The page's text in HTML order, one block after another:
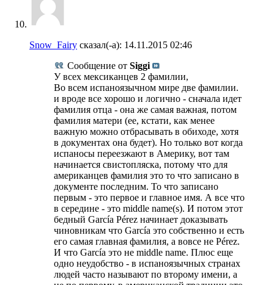
Snow_Fairy сказал(-а): 14.11.2015 02:46
Сообщение от Siggi
У всех мексиканцев 2 фамилии,
Во всем испаноязычном мире две фамилии.
и вроде все хорошо и логично - сначала идет
фамилия отца - она же самая важная, потом
фамилия матери (ее, кстати, как менее
важную можно отбрасывать в обиходе, хотя
в документах она будет). Но только вот когда
испаносы переезжают в Америку, вот там
начинается свистопляска, потому что для
американцев фамилия это то что записано в
документе последним. То что записано
первым - это первое и главное имя. А все что
в середине - это middle name(s). И потом этот
бедный García Pérez начинает доказывать
чиновникам что García это собственно и есть
его самая главная фамилия, а вовсе не Pérez.
И что García это не middle name. Плюс еще
одно неудобство - в испаноязычных странах
людей часто называют по второму имени, а